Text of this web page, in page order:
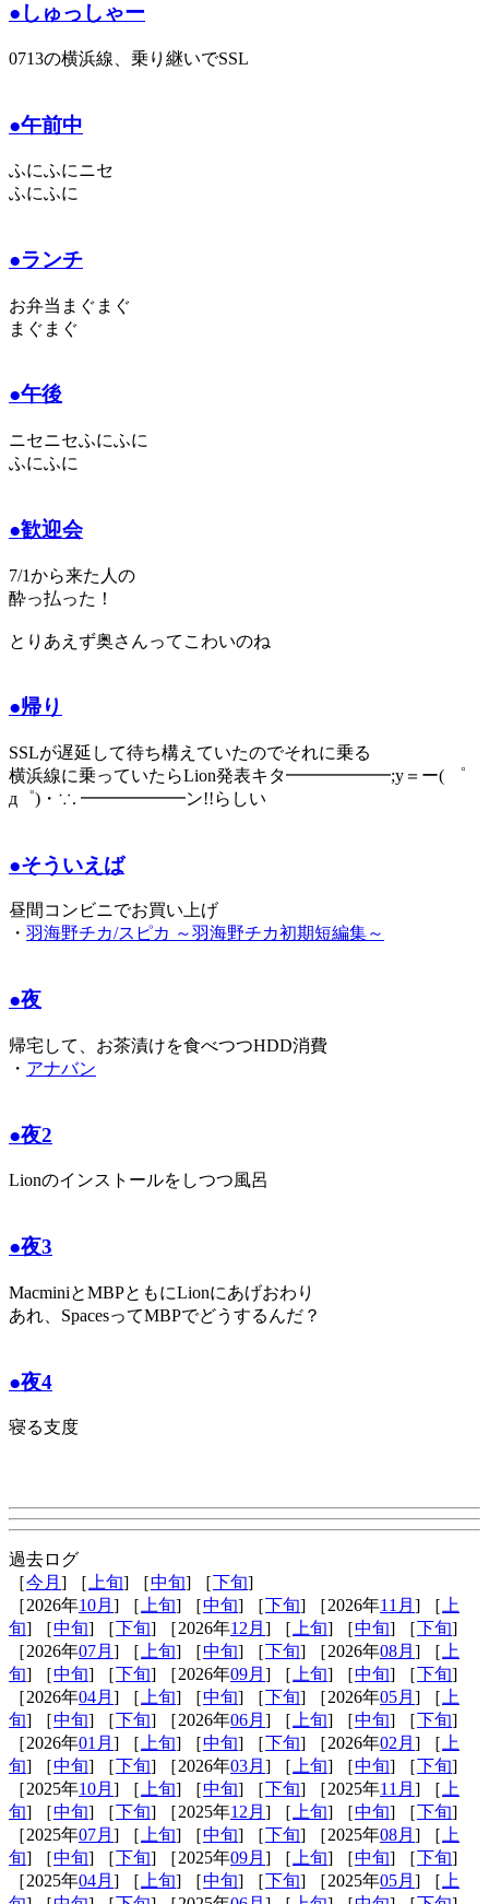
●しゅっしゃー
0713の横浜線、乗り継いでSSL
●午前中
ふにふにニセ
ふにふに
●ランチ
お弁当まぐまぐ
まぐまぐ
●午後
ニセニセふにふに
ふにふに
●歓迎会
7/1から来た人の
酔っ払った！
とりあえず奥さんってこわいのね
●帰り
SSLが遅延して待ち構えていたのでそれに乗る
横浜線に乗っていたらLion発表キタ━━━━━━;y＝ー( ゜
д゜)・∵. ━━━━━━ン!!らしい
●そういえば
昼間コンビニでお買い上げ
・ 羽海野チカ/スピカ ～羽海野チカ初期短編集～
●夜
帰宅して、お茶漬けを食べつつHDD消費
・ アナバン
●夜2
Lionのインストールをしつつ風呂
●夜3
MacminiとMBPともにLionにあげおわり
あれ、SpacesってMBPでどうするんだ？
●夜4
寝る支度
過去ログ
［今月 ] ［ 上旬] ［中旬] ［下旬]
［2026年10月 ] ［ 上旬] ［中旬] ［下旬] ［2026年11月 ] ［ 上
旬] ［中旬] ［下旬] ［2026年12月 ] ［ 上旬] ［中旬] ［下旬]
［2026年07月 ] ［ 上旬] ［中旬] ［下旬] ［2026年08月 ] ［ 上
旬] ［中旬] ［下旬] ［2026年09月 ] ［ 上旬] ［中旬] ［下旬]
［2026年04月 ] ［ 上旬] ［中旬] ［下旬] ［2026年05月 ] ［ 上
旬] ［中旬] ［下旬] ［2026年06月 ] ［ 上旬] ［中旬] ［下旬]
［2026年01月 ] ［ 上旬] ［中旬] ［下旬] ［2026年02月 ] ［ 上
旬] ［中旬] ［下旬] ［2026年03月 ] ［ 上旬] ［中旬] ［下旬]
［2025年10月 ] ［ 上旬] ［中旬] ［下旬] ［2025年11月 ] ［ 上
旬] ［中旬] ［下旬] ［2025年12月 ] ［ 上旬] ［中旬] ［下旬]
［2025年07月 ] ［ 上旬] ［中旬] ［下旬] ［2025年08月 ] ［ 上
旬] ［中旬] ［下旬] ［2025年09月 ] ［ 上旬] ［中旬] ［下旬]
［2025年04月 ] ［ 上旬] ［中旬] ［下旬] ［2025年05月 ] ［ 上